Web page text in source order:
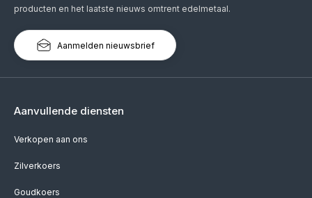
producten en het laatste nieuws omtrent edelmetaal.
Aanmelden nieuwsbrief
Aanvullende diensten
Verkopen aan ons
Zilverkoers
Goudkoers